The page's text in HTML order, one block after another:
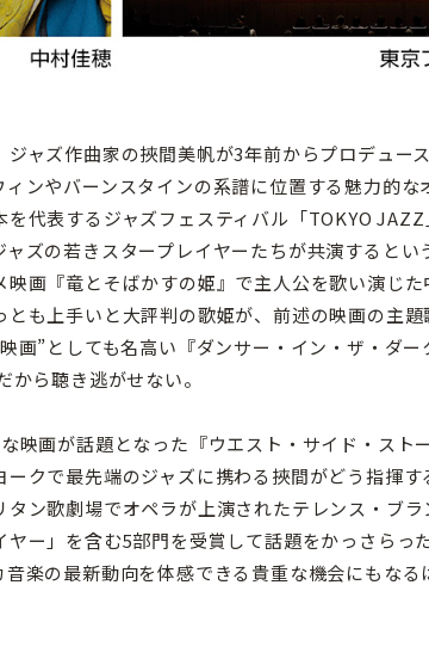
ャズ作曲家の挾間美帆が3年前からプロデュー
ンやバーンスタインの系譜に位置する魅力的
代表するジャズフェスティバル「TOKYO
ズの若きスタープレイヤーたちが共演するとい
画『竜とそばかすの姫』で主人公を歌い演じ
も上手いと大評判の歌姫が、前述の映画の主
画”としても名高い『ダンサー・イン・ザ・ダ
ら聴き逃がせない。
映画が話題となった『ウエスト・サイド・スト
クで最先端のジャズに携わる挾間がどう指揮す
ン歌劇場でオペラが上演されたテレンス・ブ
ー」を含む5部門を受賞して話題をかっさらっ
楽の最新動向を体感できる貴重な機会にもなる